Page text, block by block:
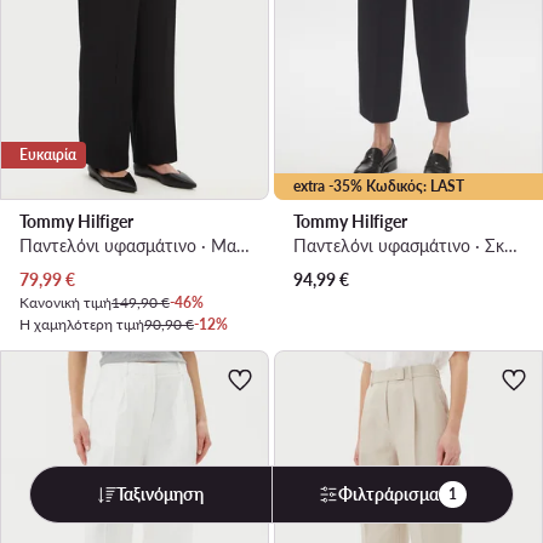
Ευκαιρία
Tommy Hilfiger
Παντελόνι υφασμάτινο · Μαύρο · Relaxed Fit
Τρέχουσα τιμή
79,99€
Κανονική τιμή149,90 €-46%
Η χαμηλότερη τιμή90,90 €-12%
extra -35% Κωδικός: LAST
Tommy Hilfiger
Παντελόνι υφασμάτινο · Σκούρο μπλε · Regular Fit
94,99€
Ταξινόμηση Φιλτράρισμα 1